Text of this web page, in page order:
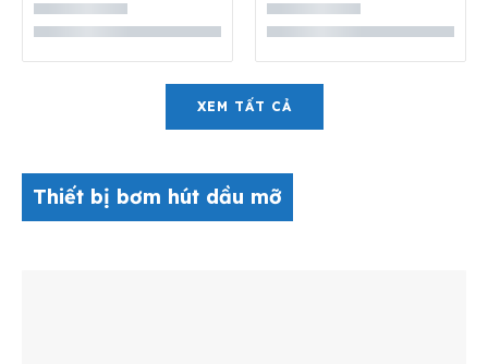
XEM TẤT CẢ
Thiết bị bơm hút dầu mỡ